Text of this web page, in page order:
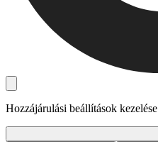
Hozzájárulási beállítások kezelése